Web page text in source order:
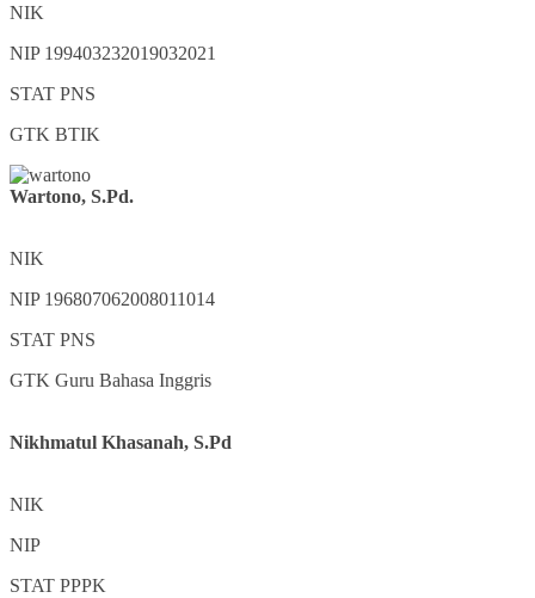
NIK
NIP 199403232019032021
STAT PNS
GTK BTIK
Wartono, S.Pd.
NIK
NIP 196807062008011014
STAT PNS
GTK Guru Bahasa Inggris
Nikhmatul Khasanah, S.Pd
NIK
NIP
STAT PPPK